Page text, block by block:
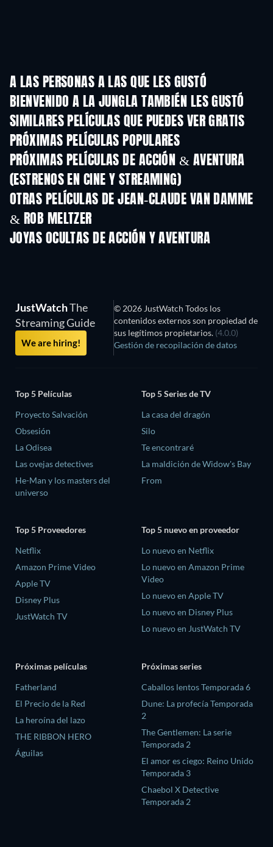
A LAS PERSONAS A LAS QUE LES GUSTÓ
BIENVENIDO A LA JUNGLA TAMBIÉN LES GUSTÓ
SIMILARES PELÍCULAS QUE PUEDES VER GRATIS
PRÓXIMAS PELÍCULAS POPULARES
PRÓXIMAS PELÍCULAS DE ACCIÓN & AVENTURA
(ESTRENOS EN CINE Y STREAMING)
OTRAS PELÍCULAS DE JEAN-CLAUDE VAN DAMME
& ROB MELTZER
JOYAS OCULTAS DE ACCIÓN Y AVENTURA
TV TV
JustWatchThe
Streaming Guide
We are hiring!
© 2026 JustWatch Todos los
contenidos externos son propiedad de
sus legítimos propietarios. (4.0.0)
Gestión de recopilación de datos
Top 5 Películas
Proyecto Salvación
Obsesión
La Odisea
Las ovejas detectives
He-Man y los masters del
universo
Top 5 Series de TV
La casa del dragón
Silo
Te encontraré
La maldición de Widow's Bay
From
Top 5 Proveedores
Netflix
Amazon Prime Video
Apple TV
Disney Plus
JustWatch TV
Top 5 nuevo en proveedor
Lo nuevo en Netflix
Lo nuevo en Amazon Prime
Video
Lo nuevo en Apple TV
Lo nuevo en Disney Plus
Lo nuevo en JustWatch TV
Próximas películas
Fatherland
El Precio de la Red
La heroína del lazo
THE RIBBON HERO
Águilas
Próximas series
Caballos lentos Temporada 6
Dune: La profecía Temporada
2
The Gentlemen: La serie
Temporada 2
El amor es ciego: Reino Unido
Temporada 3
Chaebol X Detective
Temporada 2